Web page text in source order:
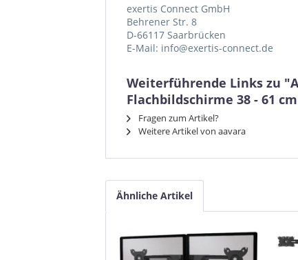
exertis Connect GmbH
Behrener Str. 8
D-66117 Saarbrücken
E-Mail: info@exertis-connect.de
Weiterführende Links zu
Flachbildschirme 38 - 61
Fragen zum Artikel?
Weitere Artikel von aavara
Ähnliche Artikel